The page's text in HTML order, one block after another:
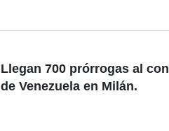
Llegan 700 prórrogas al
de Venezuela en Milán.